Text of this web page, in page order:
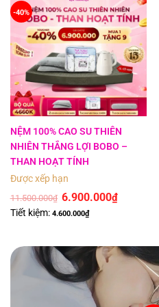
-40%
NỆM 100% CAO SU THIÊN
NHIÊN THẮNG LỢI BOBO –
THAN HOẠT TÍNH
Được xếp hạng
11.500.000₫ 6.900.000₫
Tiết kiệm: 4.600.000₫